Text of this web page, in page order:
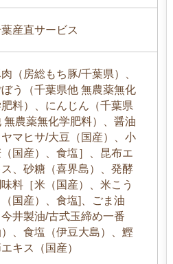
産直サービス
（房総もち豚/千葉県）、
ぼう（千葉県他 無農薬無化
料）、にんじん（千葉県
無農薬無化学肥料）、醤油
ヤマヒサ/大豆（国産）、小
（国産）、食塩］、昆布エ
ス、砂糖（喜界島）、発酵
料［米（国産）、米こう
（国産）、食塩]、ごま油
今井製油/古式玉締め一番
、食塩（伊豆大島）、鰹
キス（国産）